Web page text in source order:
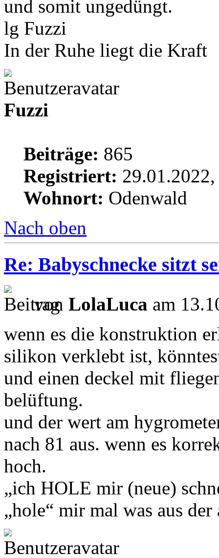
und somit ungedüngt.
lg Fuzzi
In der Ruhe liegt die Kraft
Fuzzi
Beiträge: 865
Registriert:
Wohnort: Odenwald
Nach oben
Re: Babyschnecke sitzt
von LolaLuca am
wenn es die konstruktion
silikon verklebt ist,
und einen deckel mit
belüftung.
und der wert am
nach 81 aus. wenn es
hoch.
„ich HOLE mir (neue)
„hole“ mir mal was aus